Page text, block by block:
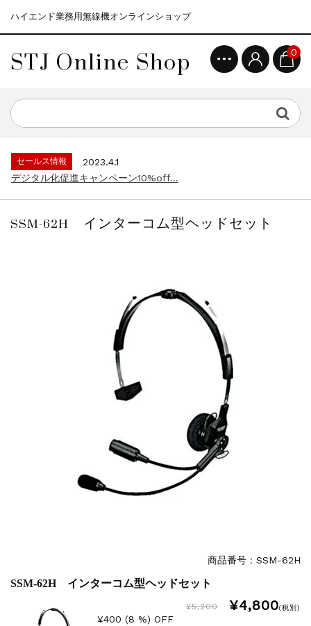
ハイエンド業務用無線機オンラインショップ
STJ Online Shop 0
モトローラ無線機本体キャンペーン15%o...
セールス情報
2023.4.10
セールス情報
2023.4.1
デジタル化促進キャンペーン10%off...
セールス情報
2023.4.10
モトローラ無線機本体キャンペーン15%o...
SSM-62H インターコム型ヘッドセット
商品番号：SSM-62H
SSM-62H インターコム型ヘッドセット
¥5,200 ¥4,800(税別)
¥400 (8 %) OFF